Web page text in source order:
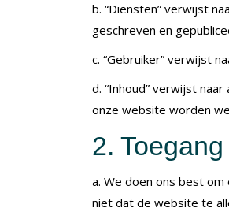
b. “Diensten” verwijst
geschreven en
c. “Gebruiker” verwijst
d. “Inhoud” verwijst
onze website worden
2.
a. We doen ons best
niet dat de website te